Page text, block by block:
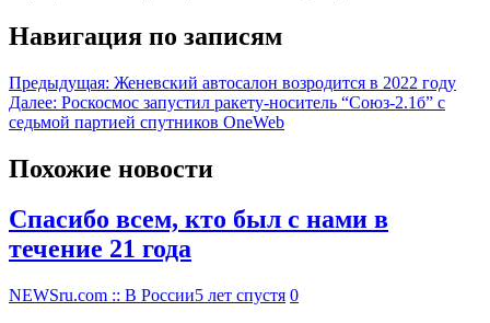
Навигация по записям
Предыдущая: Женевский автосалон возродится в 2022 году
Далее: Роскосмос запустил ракету-носитель “Союз-2.1б” с
седьмой партией спутников OneWeb
Похожие новости
Спасибо всем, кто был с нами в
течение 21 года
NEWSru.com :: В России5 лет спустя 0